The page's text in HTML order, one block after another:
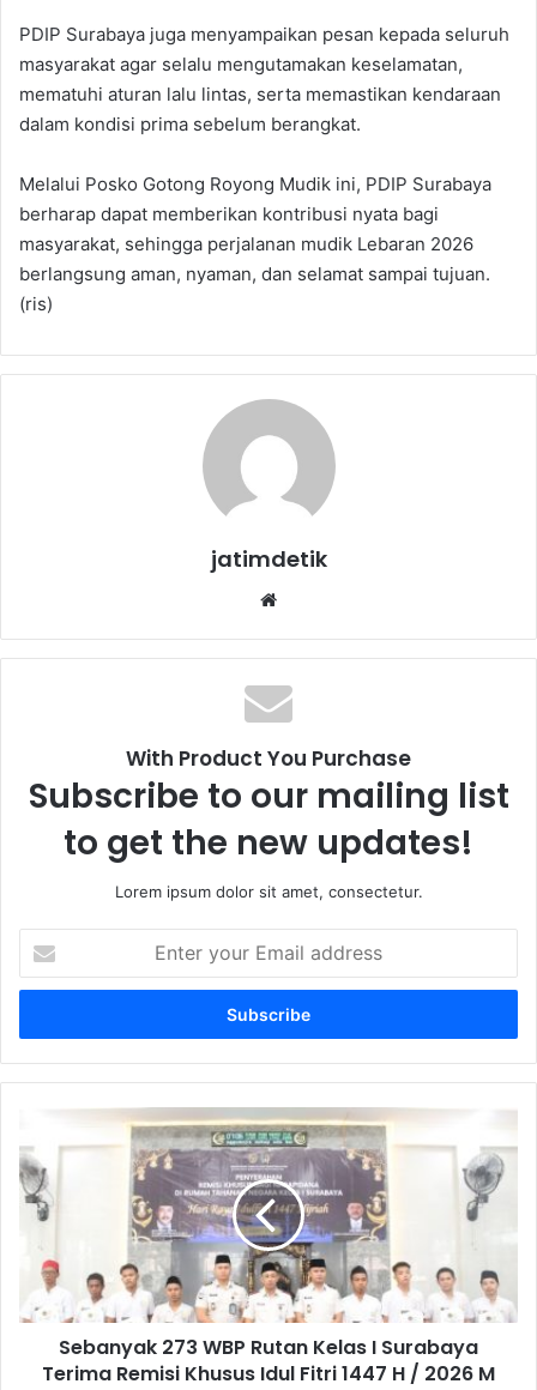
PDIP Surabaya juga menyampaikan pesan kepada seluruh
masyarakat agar selalu mengutamakan keselamatan,
mematuhi aturan lalu lintas, serta memastikan kendaraan
dalam kondisi prima sebelum berangkat.
Melalui Posko Gotong Royong Mudik ini, PDIP Surabaya
berharap dapat memberikan kontribusi nyata bagi
masyarakat, sehingga perjalanan mudik Lebaran 2026
berlangsung aman, nyaman, dan selamat sampai tujuan.
(ris)
jatimdetik
te
With Product You Purchase
Subscribe to our mailing list
to get the new updates!
Lorem ipsum dolor sit amet, consectetur.
t
r
y
r
E
m
d
e
b
a
2
Sebanyak 273 WBP Rutan Kelas I Surabaya
Terima Remisi Khusus Idul Fitri 1447 H / 2026 M